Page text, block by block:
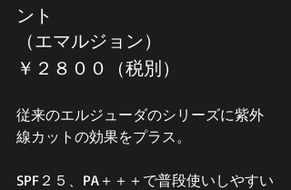
ント
（エマルジョン）
￥２８００（税別）
従来のエルジューダのシリーズに紫外
線カットの効果をプラス。
SPF２５、PA＋＋＋で普段使いしやすい